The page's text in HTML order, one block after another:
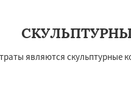
являются скульптурные